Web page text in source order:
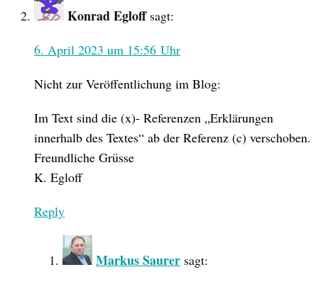
Konrad Egloff sagt:
6. April 2023 um 15:56 Uhr
Nicht zur Veröffentlichung im Blog:
Im Text sind die (x)- Referenzen „Erklärungen
innerhalb des Textes“ ab der Referenz (c) verschoben.
Freundliche Grüsse
K. Egloff
Reply
Markus Saurer sagt: